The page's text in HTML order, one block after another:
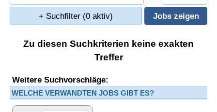
+ Suchfilter (0 aktiv)
Zu diesen Suchkriterien keine exakten
Treffer
Weitere Suchvorschläge:
WELCHE VERWANDTEN JOBS GIBT ES?